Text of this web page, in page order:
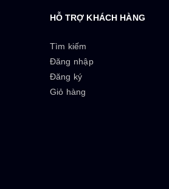
HỖ TRỢ KHÁCH HÀNG
Tìm kiếm
Đăng nhập
Đăng ký
Giỏ hàng